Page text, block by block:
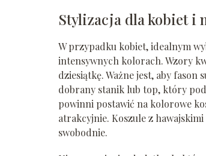
Stylizacja dla kobiet i
W przypadku kobiet, idealnym
intensywnych kolorach. Wzory
dziesiątkę. Ważne jest, aby
dobrany stanik lub top, który
powinni postawić na kolorowe
atrakcyjnie. Koszule z
swobodnie.